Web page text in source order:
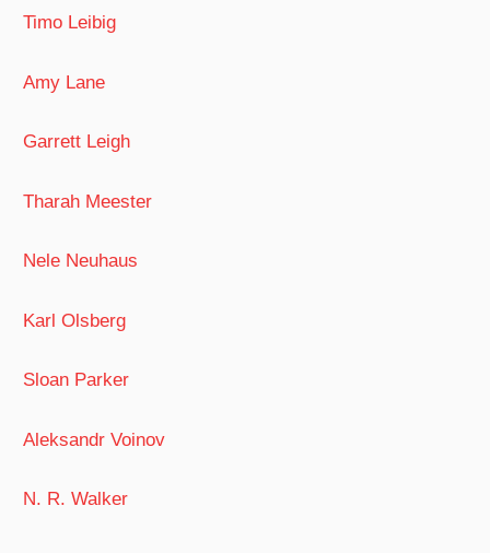
Timo Leibig
Amy Lane
Garrett Leigh
Tharah Meester
Nele Neuhaus
Karl Olsberg
Sloan Parker
Aleksandr Voinov
N. R. Walker